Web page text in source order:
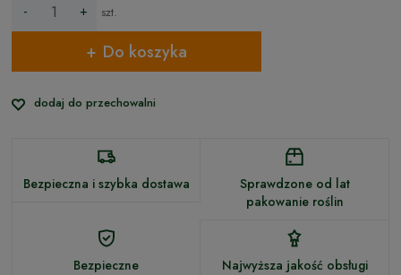
- + szt.
Do koszyka
dodaj do przechowalni
Bezpieczna i szybka dostawa
Sprawdzone od lat
pakowanie roślin
Bezpieczne
Najwyższa jakość obsługi